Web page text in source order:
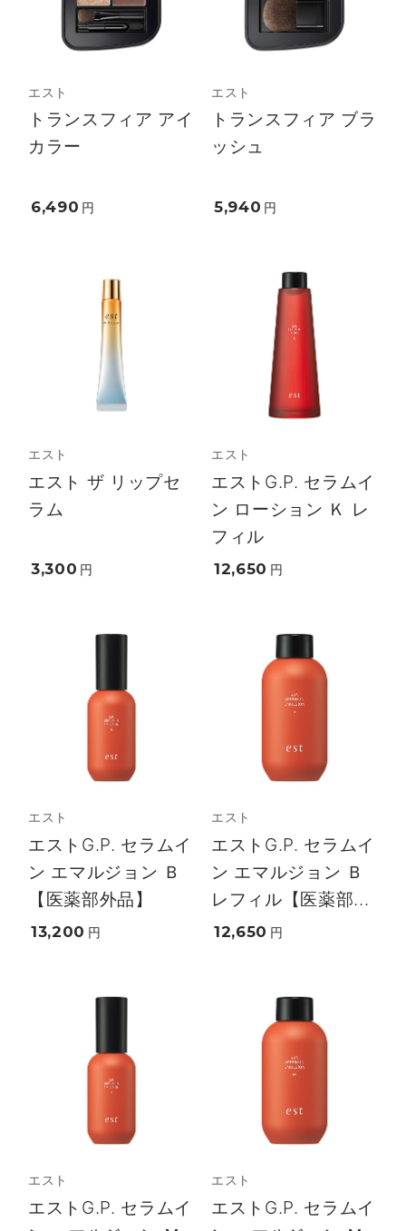
エスト
トランスフィア アイ
カラー
6,490 円
エスト
トランスフィア ブラ
ッシュ
5,940 円
エスト
エスト ザ リップセ
ラム
3,300 円
エスト
エストG.P. セラムイ
ン ローション Ｋ レ
フィル
12,650 円
エスト
エストG.P. セラムイ
ン エマルジョン Ｂ
【医薬部外品】
13,200 円
エスト
エストG.P. セラムイ
ン エマルジョン Ｂ
レフィル【医薬部...
12,650 円
エスト
エストG.P. セラムイ
エスト
エストG.P. セラムイ